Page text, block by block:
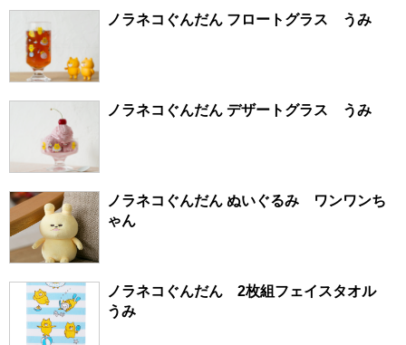
ノラネコぐんだん フロートグラス うみ
ノラネコぐんだん デザートグラス うみ
ノラネコぐんだん ぬいぐるみ ワンワンち
ゃん
ノラネコぐんだん 2枚組フェイスタオル
うみ